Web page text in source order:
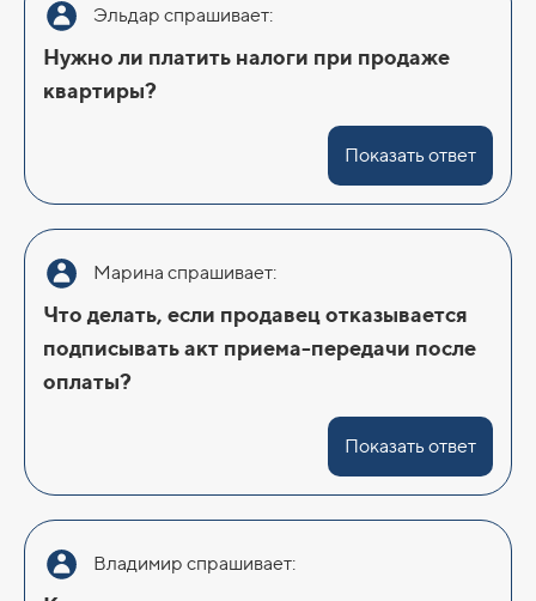
Эльдар спрашивает:
Нужно ли платить налоги при продаже
квартиры?
Показать ответ
Марина спрашивает:
Что делать, если продавец отказывается
подписывать акт приема-передачи после
оплаты?
Показать ответ
Владимир спрашивает: